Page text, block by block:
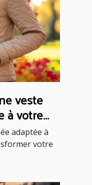
veste
à votre
adaptée à
votre